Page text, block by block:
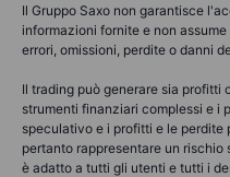
Il Gruppo Saxo non garantisce
informazioni fornite e non
errori, omissioni, perdite o danni
Il trading può generare sia profitti
strumenti finanziari complessi e i
speculativo e i profitti e le perdite
pertanto rappresentare un
è adatto a tutti gli utenti e tutti i